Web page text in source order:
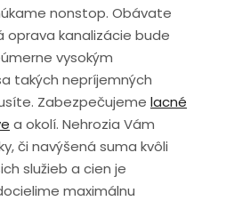
nonstop. Obávate
oprava kanalizácie bude
vysokým
takých nepríjemných
Zabezpečujeme lacné
a okolí. Nehrozia Vám
či navýšená suma kvôli
služieb a cien je
maximálnu